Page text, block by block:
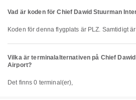
Vad är koden för Chief Dawid Stuurman
Koden för denna flygplats är PLZ. Samtidigt
Vilka är terminalalternativen på Chief
Airport?
Det finns 0 terminal(er),